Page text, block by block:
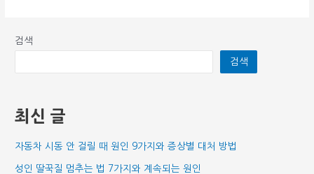
검색
검색
최신 글
자동차 시동 안 걸릴 때 원인 9가지와 증상별 대처 방법
성인 딸꾹질 멈추는 법 7가지와 계속되는 원인